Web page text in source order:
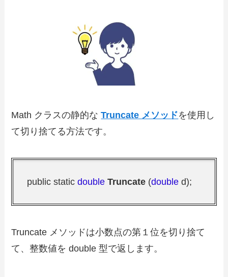
Math クラスの静的なTruncate メソッドを使用し
て切り捨てる方法です。
public staticdouble Truncate (double d);
Truncate メソッドは小数点の第１位を切り捨て
て、整数値を double 型で返します。